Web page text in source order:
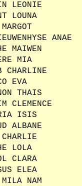
LEONIE
LOUNA
ANAE
MAIWEN
MIA
CHARLINE
EVA
THAIS
CLEMENCE
ISIS
ALBANE
CHARLIE
LOLA
CLARA
ELEA
MILA NAM